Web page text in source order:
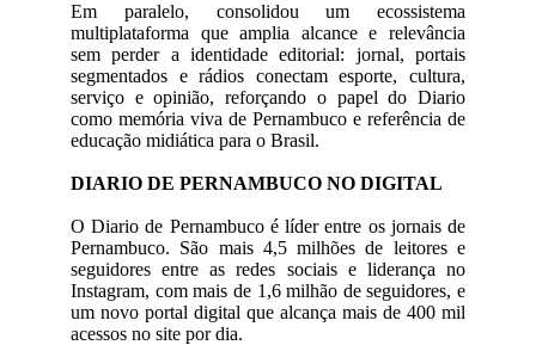
Em paralelo, consolidou um ecossistema
multiplataforma que amplia alcance e relevância
sem perder a identidade editorial: jornal, portais
segmentados e rádios conectam esporte, cultura,
serviço e opinião, reforçando o papel do Diario
como memória viva de Pernambuco e referência de
educação midiática para o Brasil.
DIARIO DE PERNAMBUCO NO DIGITAL
O Diario de Pernambuco é líder entre os jornais de
Pernambuco. São mais 4,5 milhões de leitores e
seguidores entre as redes sociais e liderança no
Instagram, com mais de 1,6 milhão de seguidores, e
um novo portal digital que alcança mais de 400 mil
acessos no site por dia.